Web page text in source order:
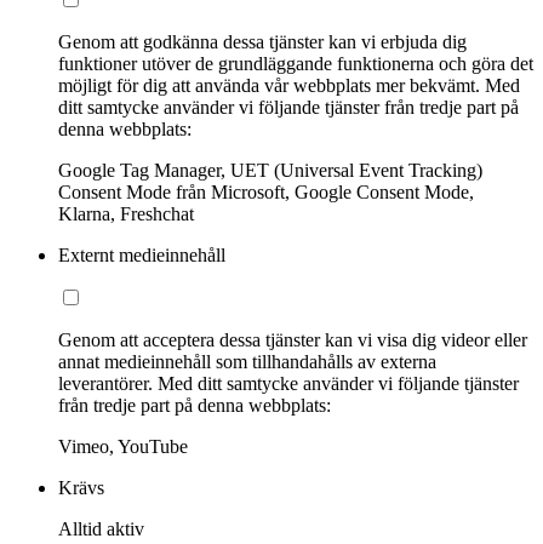
Genom att godkänna dessa tjänster kan vi erbjuda dig
funktioner utöver de grundläggande funktionerna och göra det
möjligt för dig att använda vår webbplats mer bekvämt. Med
ditt samtycke använder vi följande tjänster från tredje part på
denna webbplats:
Google Tag Manager, UET (Universal Event Tracking)
Consent Mode från Microsoft, Google Consent Mode,
Klarna, Freshchat
Externt medieinnehåll
Genom att acceptera dessa tjänster kan vi visa dig videor eller
annat medieinnehåll som tillhandahålls av externa
leverantörer. Med ditt samtycke använder vi följande tjänster
från tredje part på denna webbplats:
Vimeo, YouTube
Krävs
Alltid aktiv